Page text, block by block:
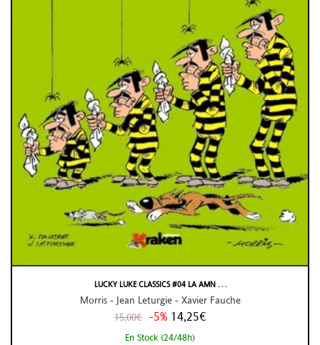
LUCKY LUKE CLASSICS #04 LA AMN . . .
Morris - Jean Leturgie - Xavier Fauche
15,00€ -5% 14,25€
En Stock (24/48h)